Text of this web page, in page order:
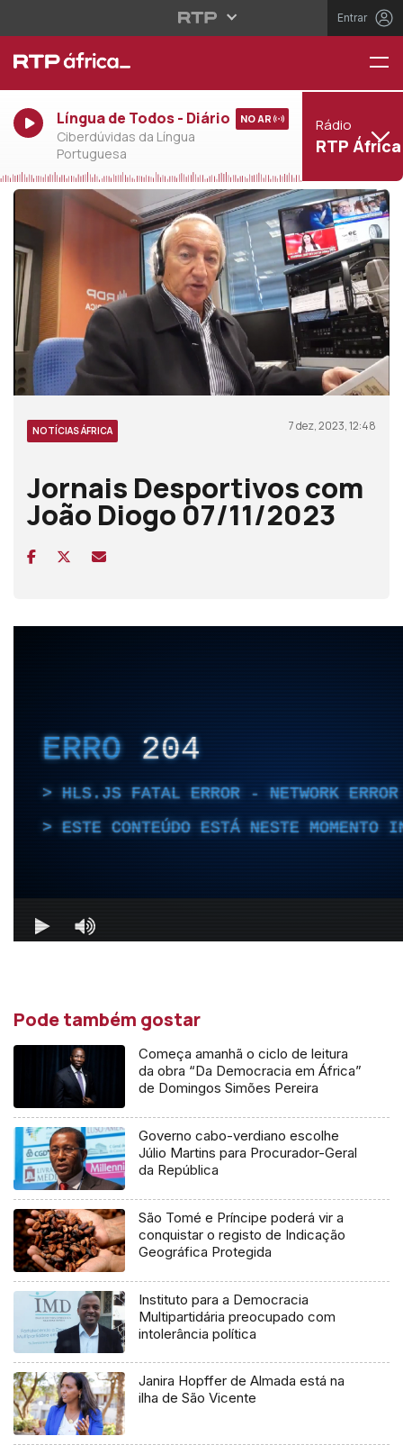
Entrar
Língua de Todos - Diário
Ciberdúvidas da Língua
Portuguesa
NO AR Rádio
RTP África
NOTÍCIAS ÁFRICA 7 dez, 2023, 12:48
Jornais Desportivos com
João Diogo 07/11/2023
Pode também gostar
Começa amanhã o ciclo de leitura
da obra “Da Democracia em África”
de Domingos Simões Pereira
Governo cabo-verdiano escolhe
Júlio Martins para Procurador-Geral
da República
São Tomé e Príncipe poderá vir a
conquistar o registo de Indicação
Geográfica Protegida
Instituto para a Democracia
Multipartidária preocupado com
intolerância política
Janira Hopffer de Almada está na
ilha de São Vicente